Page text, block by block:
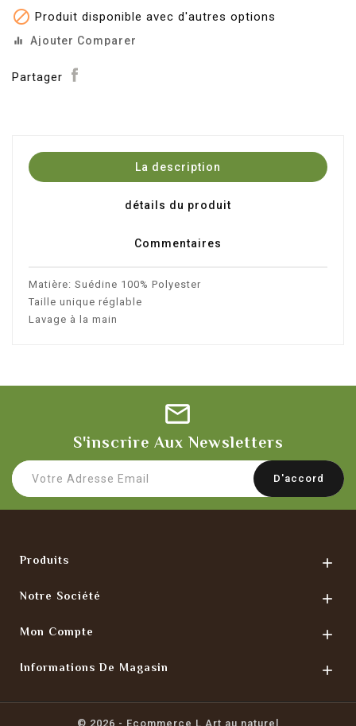
 Produit disponible avec d'autres options
equalizer Ajouter Comparer
Partager
La description
détails du produit
Commentaires
Matière: Suédine 100% Polyester
Taille unique réglable
Lavage à la main
S'inscrire Aux Newsletters
Produits 
Notre Société 
Mon Compte 
Informations De Magasin 
© 2026 - Ecommerce L Art au naturel